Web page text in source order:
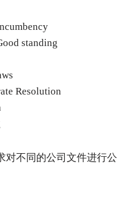
standing
Resolution
对不同的公司文件进行公